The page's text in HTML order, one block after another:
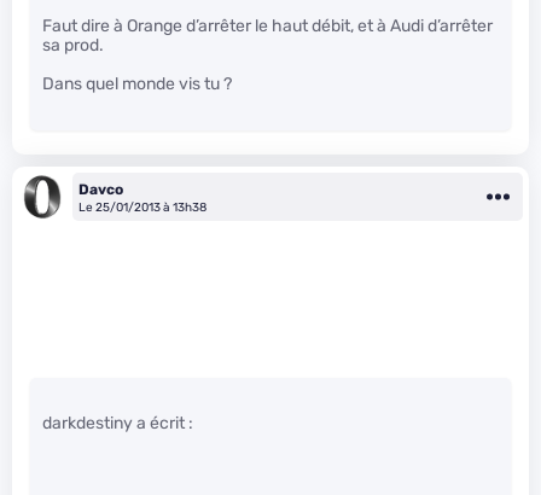
Faut dire à Orange d’arrêter le haut débit, et à Audi d’arrêter
sa prod.
Dans quel monde vis tu ?
Davco
Le 25/01/2013 à 13h38
darkdestiny a écrit :